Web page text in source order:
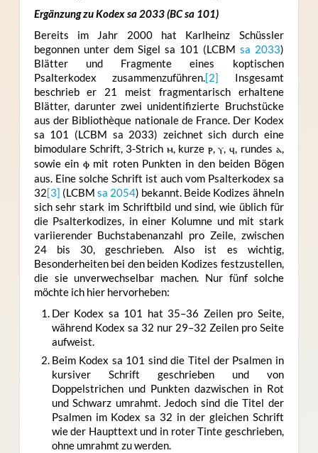
Ergänzung zu Kodex sa 2033 (BC sa 101)
Bereits im Jahr 2000 hat Karlheinz Schüssler
begonnen unter dem Sigel sa 101 (LCBM sa 2033)
Blätter und Fragmente eines koptischen
Psalterkodex zusammenzuführen.[2] Insgesamt
beschrieb er 21 meist fragmentarisch erhaltene
Blätter, darunter zwei unidentifizierte Bruchstücke
aus der Bibliothèque nationale de France. Der Kodex
sa 101 (LCBM sa 2033) zeichnet sich durch eine
bimodulare Schrift, 3-Strich ⲙ, kurze ⲣ, ⲩ, ϥ, rundes ⲁ,
sowie ein ⲫmit roten Punkten in den beiden Bögen
aus. Eine solche Schrift ist auch vom Psalterkodex sa
32[3] (LCBM sa 2054) bekannt. Beide Kodizes ähneln
sich sehr stark im Schriftbild und sind, wie üblich für
die Psalterkodizes, in einer Kolumne und mit stark
variierender Buchstabenanzahl pro Zeile, zwischen
24 bis 30, geschrieben. Also ist es wichtig,
Besonderheiten bei den beiden Kodizes festzustellen,
die sie unverwechselbar machen. Nur fünf solche
möchte ich hier hervorheben:
Der Kodex sa 101 hat 35–36 Zeilen pro Seite,
während Kodex sa 32 nur 29–32 Zeilen pro Seite
aufweist.
Beim Kodex sa 101 sind die Titel der Psalmen in
kursiver Schrift geschrieben und von
Doppelstrichen und Punkten dazwischen in Rot
und Schwarz umrahmt. Jedoch sind die Titel der
Psalmen im Kodex sa 32 in der gleichen Schrift
wie der Haupttext und in roter Tinte geschrieben,
ohne umrahmt zu werden.